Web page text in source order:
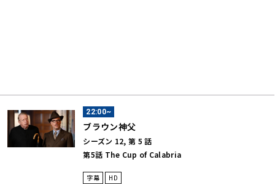
22:00~
ブラウン神父
シーズン 12, 第 5 話
第5話 The Cup of Calabria
字幕 HD